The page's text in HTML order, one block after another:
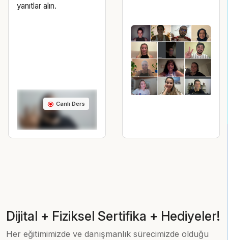
yanıtlar alın.
radio_button_checked Canlı Ders
Dijital + Fiziksel Sertifika + Hediyeler!
Her eğitimimizde ve danışmanlık sürecimizde olduğu